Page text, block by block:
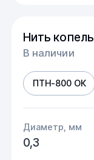
Нить копель
В наличии
ПТН-800 ОК
Диаметр, мм
0,3